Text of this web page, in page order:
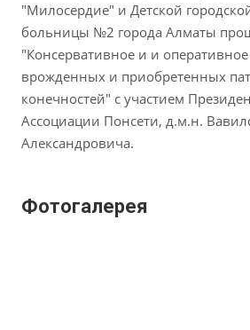
"Милосердие" и Детской
больницы №2 города Алматы
"Консервативное и и
врожденных и приобретенных
конечностей" с участием
Ассоциации Понсети, д.м.н.
Александровича.
Фотогалерея